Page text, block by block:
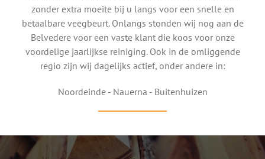
zonder extra moeite bij u langs voor een snelle en
betaalbare veegbeurt. Onlangs stonden wij nog aan de
Belvedere voor een vaste klant die koos voor onze
voordelige jaarlijkse reiniging. Ook in de omliggende
regio zijn wij dagelijks actief, onder andere in:
Noordeinde - Nauerna - Buitenhuizen